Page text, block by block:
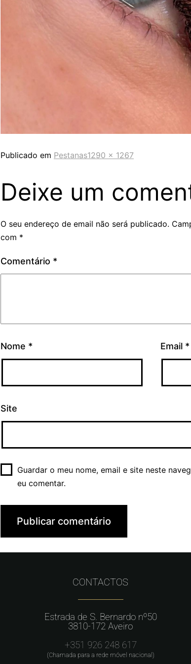
Publicado em Pestanas1290 × 1267
Deixe um
O seu endereço de email não será publicado.
com *
Comentário *
Nome * Email *
Site
Guardar o meu nome, email e site neste
eu comentar.
CONTACTOS
Estrada de S. Bernardo nº50
3810-172 Aveiro
+351 926 248 617
(Chamada para a rede móvel nacional)